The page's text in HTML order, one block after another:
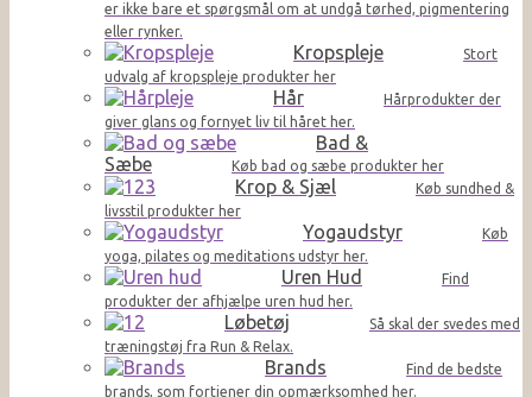
er ikke bare et spørgsmål om at undgå tørhed, pigmentering
eller rynker.
Kropspleje
Stort
udvalg af kropspleje produkter her
Hår
Hårprodukter der
giver glans og fornyet liv til håret her.
Bad &
Sæbe
Køb bad og sæbe produkter her
Krop & Sjæl
Køb sundhed &
livsstil produkter her
Yogaudstyr
Køb
yoga, pilates og meditations udstyr her.
Uren Hud
Find
produkter der afhjælpe uren hud her.
Løbetøj
Så skal der svedes med
træningstøj fra Run & Relax.
Brands
Find de bedste
brands, som fortjener din opmærksomhed her.